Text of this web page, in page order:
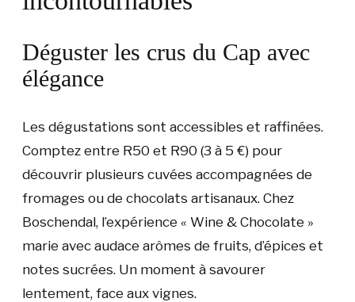
Déguster les crus du Cap avec
élégance
Les dégustations sont accessibles et raffinées.
Comptez entre R50 et R90 (3 à 5 €) pour
découvrir plusieurs cuvées accompagnées de
fromages ou de chocolats artisanaux. Chez
Boschendal, l’expérience « Wine & Chocolate »
marie avec audace arômes de fruits, d’épices et
notes sucrées. Un moment à savourer
lentement, face aux vignes.